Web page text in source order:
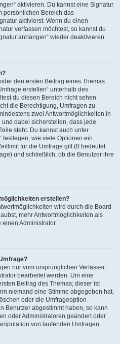
aktivieren. Du kannst eine Signatur
persönlichen Bereich das
aktivierst. Wenn du einen
verfassen möchtest, so kannst du
anhängen“ wieder deaktivieren.
den ersten Beitrag eines Themas
erstellen“ unterhalb des
du diesen Bereich nicht sehen
die Berechtigung, Umfragen zu
zwei Antwortmöglichkeiten in
dabei sicherstellen, dass jede
steht. Du kannst auch unter
festlegen, wie viele Optionen ein
für die Umfrage gilt (0 bedeutet
und schließlich, ob die Benutzer ihre
erstellen?
wird durch die Board-
mehr Antwortmöglichkeiten als
Administrator.
nur vom ursprünglichen Verfasser,
bearbeitet werden. Um eine
Beitrag des Themas; dieser ist
niemand eine Stimme abgegeben hat,
oder die Umfrageoption
Benutzer abgestimmt haben, so kann
oder Administratoren geändert oder
von laufenden Umfragen